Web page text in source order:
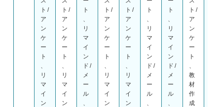
ト/
ア
ン
ケ
ー
ト
リ
マ
イ
ン
ト/
ア
ン
ケ
ー
ト
リ
マ
イ
ン
ト
リ
マ
イ
ン
ド/
メ
ー
ル
ト/
ア
ン
ケ
ー
ト
リ
マ
イ
ン
ト/
ア
ン
ケ
ー
ト
リ
マ
イ
ン
ト
リ
マ
イ
ン
ド/
メ
ー
ル
ト
リ
マ
イ
ン
ド/
メ
ー
ル
ト/
ア
ン
ケ
ー
ト
教
材
作
成